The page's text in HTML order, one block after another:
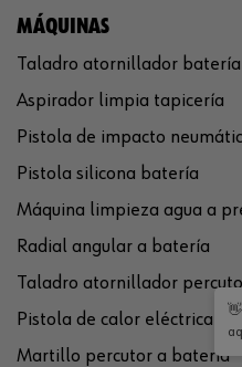
MÁQUINAS
Taladro atornillador batería
Aspirador limpia tapicería
Pistola de impacto
Pistola silicona batería
Máquina limpieza agua a
Radial angular a batería
Taladro atornillador
Pistola de calor eléctrica
Martillo percutor a batería